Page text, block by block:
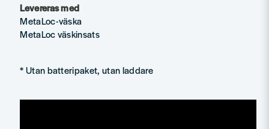
Levereras med
MetaLoc-väska
MetaLoc väskinsats
* Utan batteripaket, utan laddare